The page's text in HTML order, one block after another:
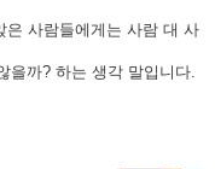
은 사람들에게는 사람 대 사
을까? 하는 생각 말입니다.